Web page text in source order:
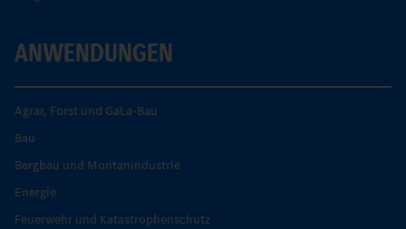
ANWENDUNGEN
Agrar, Forst und GaLa-Bau
Bau
Bergbau und Montanindustrie
Energie
Feuerwehr und Katastrophenschutz